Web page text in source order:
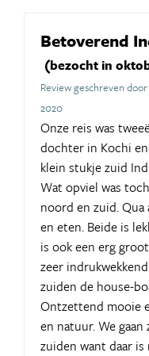
Betoverend
(bezocht in
Review geschreven
2020
Onze reis was
dochter in Kochi
klein stukje zuid
Wat opviel was
noord en zuid.
en eten. Beide is
is ook een erg
zeer
zuiden de house-
Ontzettend mooie
en natuur. We
zuiden want daar